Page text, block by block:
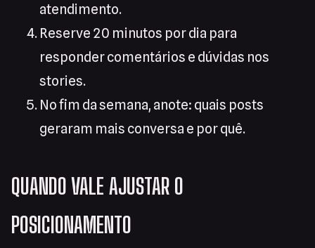
atendimento.
Reserve 20 minutos por dia para
responder comentários e dúvidas nos
stories.
No fim da semana, anote: quais posts
geraram mais conversa e por quê.
QUANDO VALE AJUSTAR O
POSICIONAMENTO